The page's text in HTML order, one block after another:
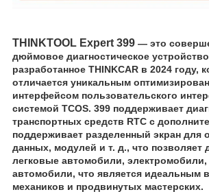
THINKTOOL Expert 399 — это
дюймовое диагностическое
разработанное THINKCAR в 2024 году,
отличается уникальным
интерфейсом пользовательского
системой TCOS. 399 поддерживает
транспортных средств RTC с
поддерживает разделенный экран для
данных, модулей и т. д., что позволяет
легковые автомобили,
автомобили, что является идеальным
механиков и продвинутых мастерских.